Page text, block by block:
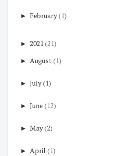
► February(1)
► 2021 (21)
► August(1)
► July(1)
► June (12)
► May(2)
► April (1)